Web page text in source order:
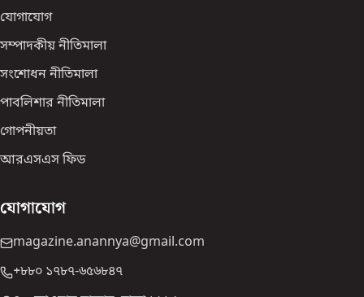
যোগাযোগ
সম্পাদকীয় নীতিমালা
সংশোধন নীতিমালা
পাবলিশার নীতিমালা
গোপনীয়তা
আরএসএস ফিড
যোগাযোগ
magazine.anannya@gmail.com
+৮৮০ ১৭৮৭-৬৫৬৮৪৭